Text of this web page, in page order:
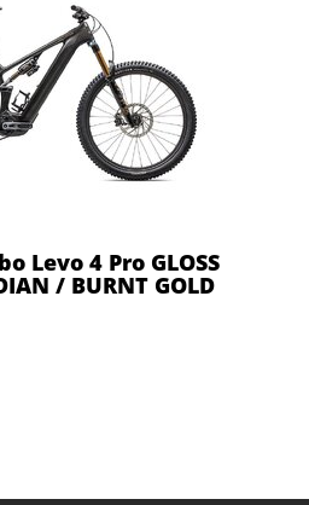
Levo 4 Pro GLOSS
/ BURNT GOLD